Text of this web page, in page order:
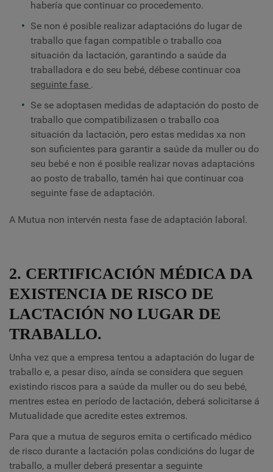
habería que continuar co procedemento.
Se non é posible realizar adaptacións do lugar de
traballo que fagan compatible o traballo coa
situación da lactación, garantindo a saúde da
traballadora e do seu bebé, débese continuar coa
seguinte fase .
Se se adoptasen medidas de adaptación do posto de
traballo que compatibilizasen o traballo coa
situación da lactación, pero estas medidas xa non
son suficientes para garantir a saúde da muller ou do
seu bebé e non é posible realizar novas adaptacións
ao posto de traballo, tamén hai que continuar coa
seguinte fase de adaptación.
A Mutua non intervén nesta fase de adaptación laboral.
2. CERTIFICACIÓN MÉDICA DA
EXISTENCIA DE RISCO DE
LACTACIÓN NO LUGAR DE
TRABALLO.
Unha vez que a empresa tentou a adaptación do lugar de
traballo e, a pesar diso, aínda se considera que seguen
existindo riscos para a saúde da muller ou do seu bebé,
mentres estea en período de lactación, deberá solicitarse á
Mutualidade que acredite estes extremos.
Para que a mutua de seguros emita o certificado médico
de risco durante a lactación polas condicións do lugar de
traballo, a muller deberá presentar a seguinte